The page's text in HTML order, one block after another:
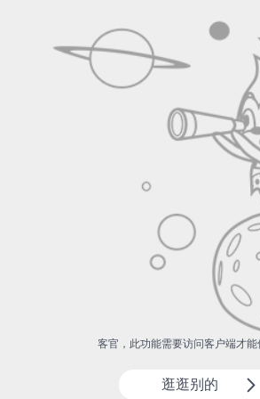
客官，此功能需要访问客户端才能
逛逛别的